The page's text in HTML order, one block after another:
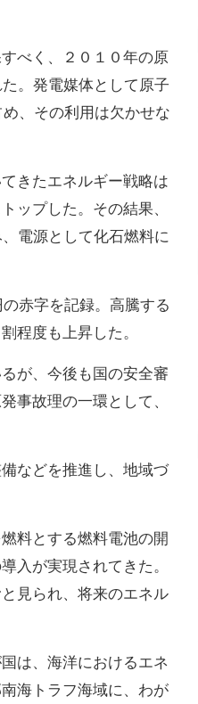
べく、２０１０年の原
。発電媒体として原子
、その利用は欠かせな
きたエネルギー戦略は
ップした。その結果、
電源として化石燃料に
赤字を記録。高騰する
程度も上昇した。
が、今後も国の安全審
事故理の一環として、
などを推進し、地域づ
料とする燃料電池の開
入が実現されてきた。
見られ、将来のエネル
は、海洋におけるエネ
海トラフ海域に、わが